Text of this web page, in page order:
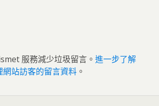
服務減少垃圾留言。 進一步了解
站訪客的留言資料 。